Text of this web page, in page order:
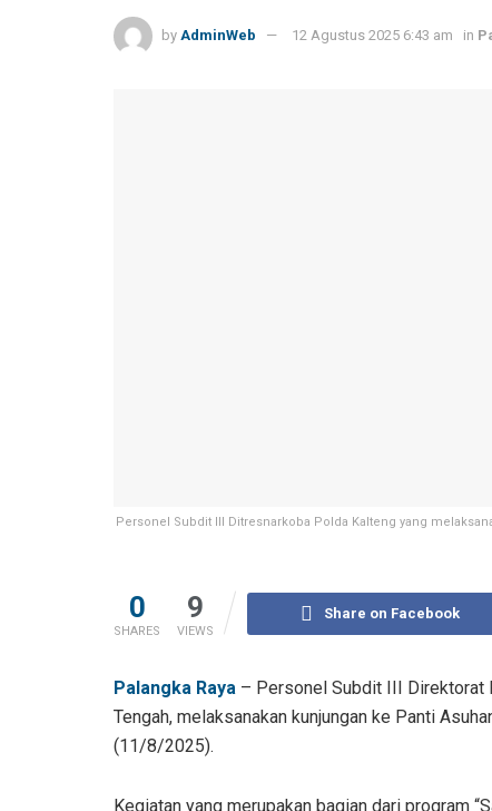
by AdminWeb 12 Agustus 2025 6:43 am in
Personel Subdit III Ditresnarkoba Polda Kalteng yang
0
SHARES
9
VIEWS
Share on Facebook
Palangka Raya – Personel Subdit III Direktorat
Tengah, melaksanakan kunjungan ke Panti
(11/8/2025).
Kegiatan yang merupakan bagian dari program